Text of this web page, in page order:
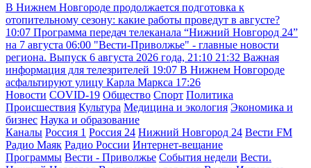
В Нижнем Новгороде продолжается подготовка к
отопительному сезону: какие работы проведут в августе?
10:07 Программа передач телеканала “Нижний Новгород 24”
на 7 августа 06:00 "Вести-Приволжье" - главные новости
региона. Выпуск 6 августа 2026 года, 21:10 21:32 Важная
информация для телезрителей 19:07 В Нижнем Новгороде
асфальтируют улицу Карла Маркса 17:26
Новости COVID-19 Общество Спорт Политика
Происшествия Культура Медицина и экология Экономика и
бизнес Наука и образование
Каналы Россия 1 Россия 24 Нижний Новгород 24 Вести FM
Радио Маяк Радио России Интернет-вещание
Программы Вести - Приволжье События недели Вести.